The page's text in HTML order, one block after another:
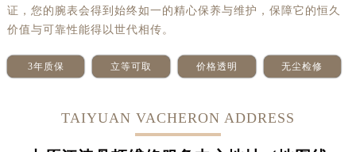
证，您的腕表会得到始终如一的精心保养与维护，保障它的恒久
价值与可靠性能得以世代相传。
3年质保 立等可取 价格透明 无尘检修
TAIYUAN VACHERON ADDRESS